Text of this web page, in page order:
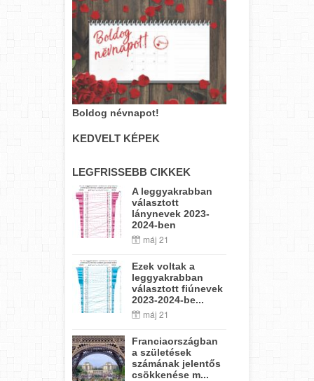
Boldog névnapot!
KEDVELT KÉPEK
LEGFRISSEBB CIKKEK
A leggyakrabban
választott
lánynevek 2023-
2024-ben
máj 21
Ezek voltak a
leggyakrabban
választott fiúnevek
2023-2024-be...
máj 21
Franciaországban
a születések
számának jelentős
csökkenése m...